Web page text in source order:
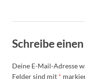
Schreibe
Deine E-Mail-Adresse
Felder sind mit *